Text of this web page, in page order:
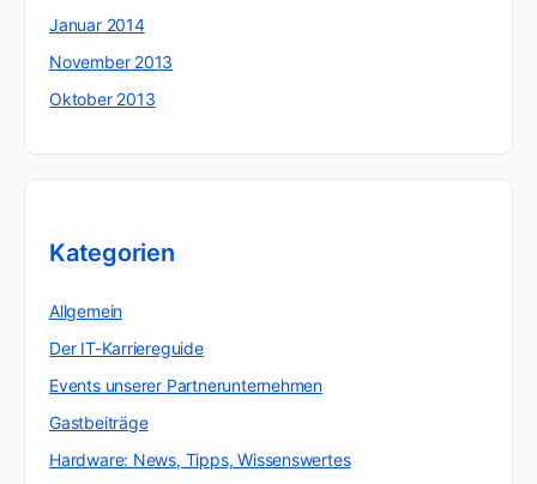
Januar 2014
November 2013
Oktober 2013
Kategorien
Allgemein
Der IT-Karriereguide
Events unserer Partnerunternehmen
Gastbeiträge
Hardware: News, Tipps, Wissenswertes